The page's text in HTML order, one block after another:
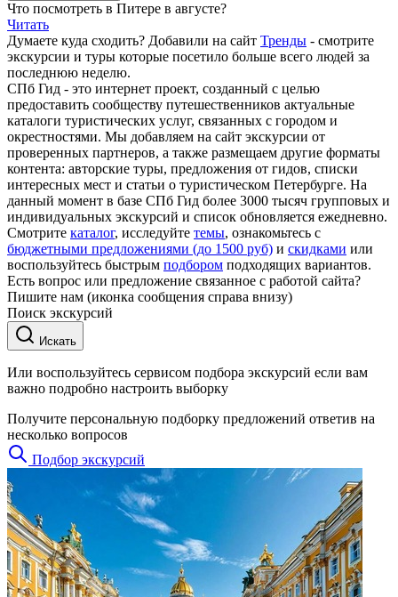
Что посмотреть в Питере в августе?
Читать
Думаете куда сходить? Добавили на сайт Тренды - смотрите
экскурсии и туры которые посетило больше всего людей за
последнюю неделю.
СПб Гид - это интернет проект, созданный с целью
предоставить сообществу путешественников актуальные
каталоги туристических услуг, связанных с городом и
окрестностями. Мы добавляем на сайт экскурсии от
проверенных партнеров, а также размещаем другие форматы
контента: авторские туры, предложения от гидов, списки
интересных мест и статьи о туристическом Петербурге. На
данный момент в базе СПб Гид более 3000 тысяч групповых и
индивидуальных экскурсий и список обновляется ежедневно.
Смотрите каталог, исследуйте темы, ознакомьтесь с
бюджетными предложениями (до 1500 руб) и скидками или
воспользуйтесь быстрым подбором подходящих вариантов.
Есть вопрос или предложение связанное с работой сайта?
Пишите нам (иконка сообщения справа внизу)
Поиск экскурсий
Искать
Или воспользуйтесь сервисом подбора экскурсий если вам
важно подробно настроить выборку
Получите персональную подборку предложений ответив на
несколько вопросов
Подбор экскурсий